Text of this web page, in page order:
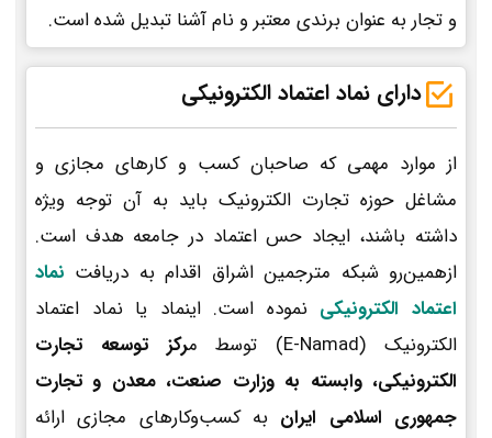
و تجار به عنوان برندی معتبر و نام آشنا تبدیل شده است.
دارای نماد اعتماد الکترونیکی
از موارد مهمی که صاحبان کسب و کارهای مجازی و
مشاغل حوزه تجارت الکترونیک باید به آن توجه ویژه
داشته باشند، ایجاد حس اعتماد در جامعه هدف است.
ازهمین‌رو شبکه مترجمین اشراق اقدام به دریافت نماد
اعتماد الکترونیکی نموده است. اینماد یا نماد اعتماد
الکترونیک (E-Namad) توسط م
رکز توسعه تجارت
الکترونیکی، وابسته به وزارت صنعت، معدن و تجارت
جمهوری اسلامی ایران به کسب‌وکارهای مجازی ارائه